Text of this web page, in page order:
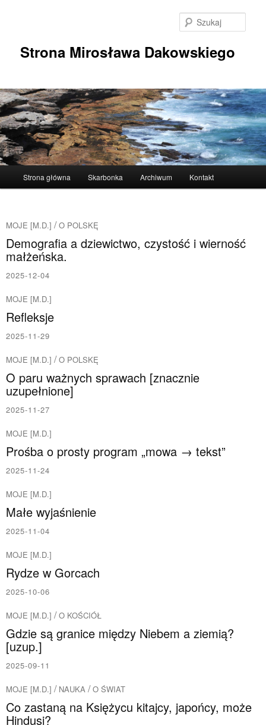
Strona Mirosława Dakowskiego
Strona główna Skarbonka Archiwum Kontakt
MOJE [M.D.] /O POLSKĘ
Demografia a dziewictwo, czystość i wierność
małżeńska.
2025-12-04
MOJE [M.D.]
Refleksje
2025-11-29
MOJE [M.D.] /O POLSKĘ
O paru ważnych sprawach [znacznie
uzupełnione]
2025-11-27
MOJE [M.D.]
Prośba o prosty program „mowa → tekst”
2025-11-24
MOJE [M.D.]
Małe wyjaśnienie
2025-11-04
MOJE [M.D.]
Rydze w Gorcach
2025-10-06
MOJE [M.D.] /O KOŚCIÓŁ
Gdzie są granice między Niebem a ziemią?
[uzup.]
2025-09-11
MOJE [M.D.] / NAUKA /O ŚWIAT
Co zastaną na Księżycu kitajcy, japońcy, może
Hindusi?